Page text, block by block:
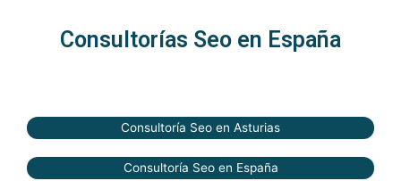
Consultorías Seo en España
Consultoría Seo en Asturias
Consultoría Seo en España